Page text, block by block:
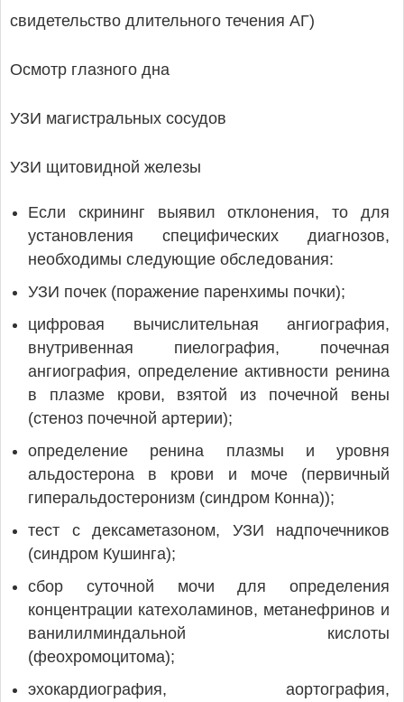
свидетельство длительного течения АГ)
Осмотр глазного дна
УЗИ магистральных сосудов
УЗИ щитовидной железы
Если скрининг выявил отклонения, то для
установления специфических диагнозов,
необходимы следующие обследования:
УЗИ почек (поражение паренхимы почки);
цифровая вычислительная ангиография,
внутривенная пиелография, почечная
ангиография, определение активности ренина
в плазме крови, взятой из почечной вены
(стеноз почечной артерии);
определение ренина плазмы и уровня
альдостерона в крови и моче (первичный
гиперальдостеронизм (синдром Конна));
тест с дексаметазоном, УЗИ надпочечников
(синдром Кушинга);
сбор суточной мочи для определения
концентрации катехоламинов, метанефринов и
ванилилминдальной кислоты
(феохромоцитома);
эхокардиография, аортография,